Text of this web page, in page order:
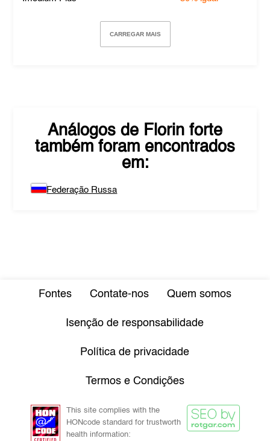
CARREGAR MAIS
Análogos de Florin forte
também foram encontrados
em:
Federação Russa
Fontes Contate-nos Quem somos
Isenção de responsabilidade
Política de privacidade
Termos e Condições
This site complies with the
HONcode standard for trustworth
health information: